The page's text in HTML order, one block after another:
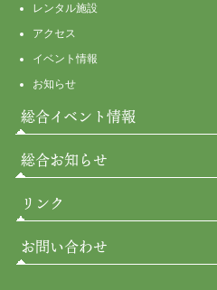
レンタル施設
アクセス
イベント情報
お知らせ
総合イベント情報
総合お知らせ
リンク
お問い合わせ